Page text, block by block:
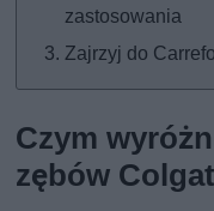
zastosowania
Zajrzyj do
Czym
zębów